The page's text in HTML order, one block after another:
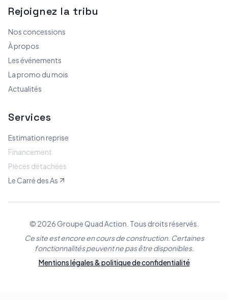
Rejoignez la tribu
Nos concessions
À propos
Les événements
La promo du mois
Actualités
Services
Estimation reprise
Financement
Pièces détachées
Le Carré des As
© 2026 Groupe Quad Action. Tous droits réservés.
Ce site est encore en cours de construction. Certaines
fonctionnalités peuvent ne pas être disponibles.
Mentions légales & politique de confidentialité